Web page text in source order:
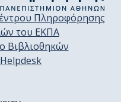
Πληροφόρησης
του ΕΚΠΑ
Βιβλιοθηκών